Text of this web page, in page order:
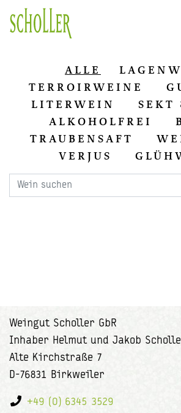
ALLE
TERROIRWEINE
LITERWEIN
SEKT
ALKOHOLFREI
TRAUBENSAFT
VERJUS
Weingut Scholler GbR
Inhaber Helmut und Jakob
Alte Kirchstraße 7
D-76831 Birkweiler
+49 (0) 6345 3529